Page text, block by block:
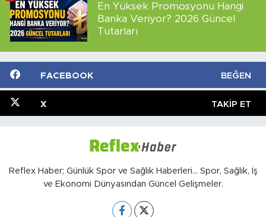
En Yüksek Promosyonu Hangi
Banka Veriyor? 2026 Güncel
Tutarları
FACEBOOK BEĞEN
X TAKIP ET
Reflex Haber; Günlük Spor ve Sağlık Haberleri... Spor, Sağlık, İş
ve Ekonomi Dünyasından Güncel Gelişmeler.